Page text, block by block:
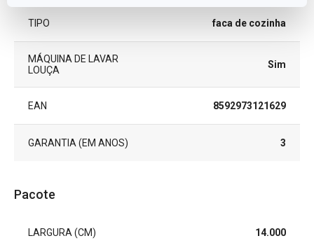
TIPO faca de cozinha
MÁQUINA DE LAVAR
LOUÇA
Sim
EAN 8592973121629
GARANTIA (EM ANOS) 3
Pacote
LARGURA (CM) 14.000